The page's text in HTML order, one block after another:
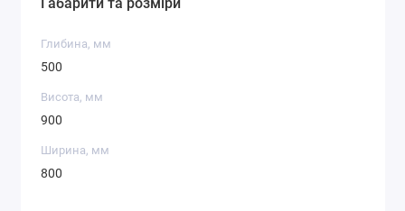
Габарити та розміри
Глибина, мм
500
Висота, мм
900
Ширина, мм
800